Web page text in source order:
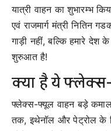
यात्री वाहन का शुभारम्भ
एवं राजमार्ग मंत्री नितिन
गाड़ी नहीं, बल्कि हमारे देश
शुरुआत है!
क्या है ये
फ्लेक्स-फ्यूल वाहन बड़े
तक, इथेनॉल और पेट्रोल के